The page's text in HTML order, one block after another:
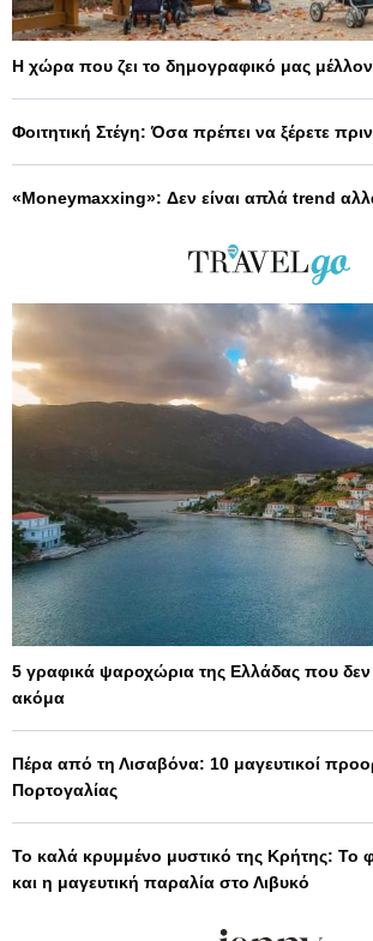
Η χώρα που ζει το δημογραφικό μας μέλλον
Φοιτητική Στέγη: Όσα πρέπει να ξέρετε πριν
«Moneymaxxing»: Δεν είναι απλά trend
5 γραφικά ψαροχώρια της Ελλάδας που δεν
ακόμα
Πέρα από τη Λισαβόνα: 10 μαγευτικοί
Πορτογαλίας
Το καλά κρυμμένο μυστικό της Κρήτης: Το
και η μαγευτική παραλία στο Λιβυκό